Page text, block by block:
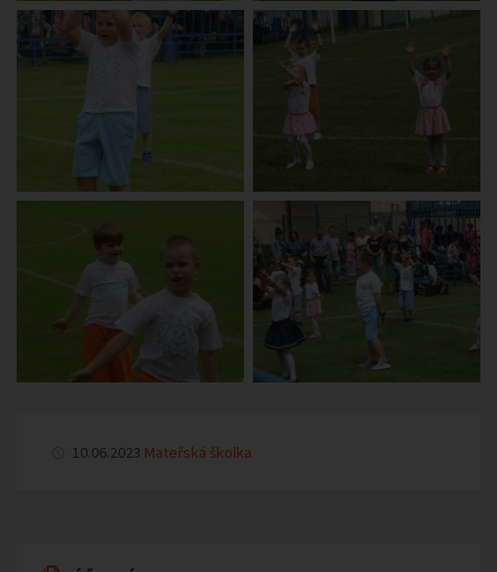
10.06.2023 Mateřská školka